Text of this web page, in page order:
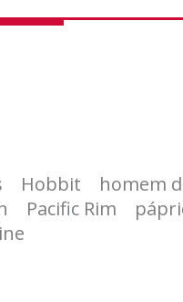
Hobbit homem
Pacific Rim